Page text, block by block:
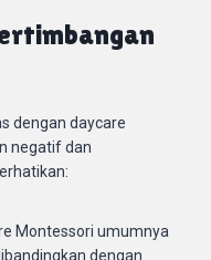
dengan daycare
negatif dan
Montessori umumnya
dengan